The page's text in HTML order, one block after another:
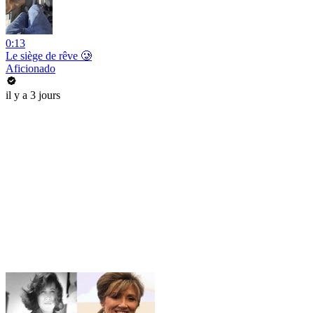
0:13
Le siège de rêve 🥲
Aficionado
il y a 3 jours